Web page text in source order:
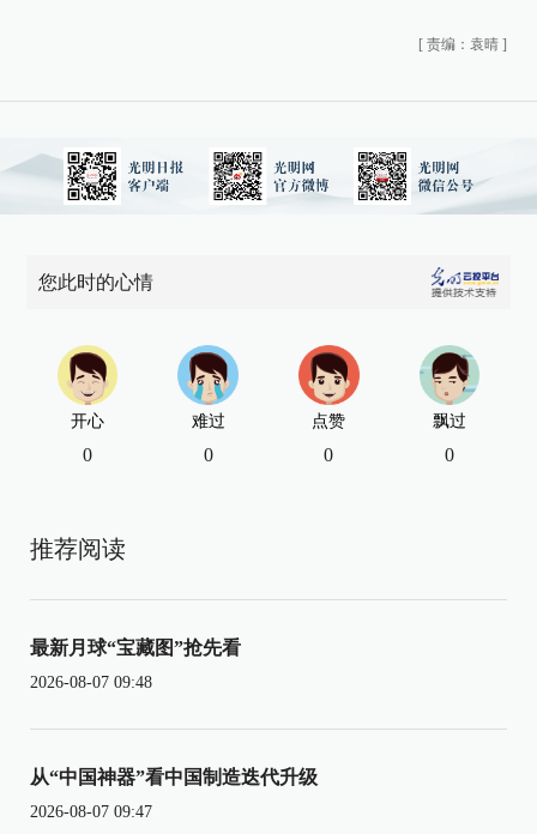
[ 责编：袁晴 ]
您此时的心情
开心
0
难过
0
点赞
0
飘过
0
推荐阅读
最新月球“宝藏图”抢先看
2026-08-07 09:48
从“中国神器”看中国制造迭代升级
2026-08-07 09:47